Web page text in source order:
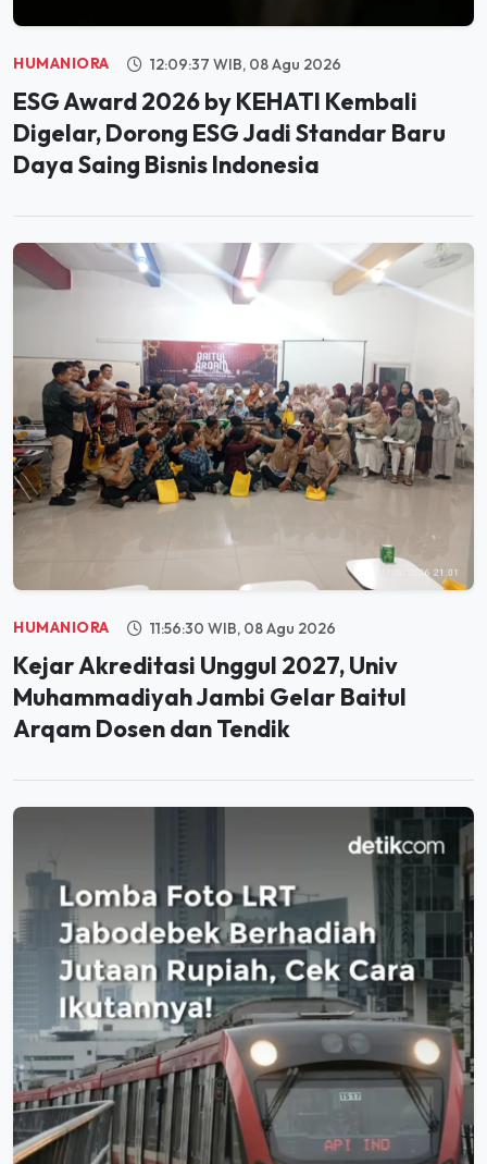
HUMANIORA 12:09:37 WIB, 08 Agu 2026
ESG Award 2026 by KEHATI Kembali
Digelar, Dorong ESG Jadi Standar Baru
Daya Saing Bisnis Indonesia
HUMANIORA 11:56:30 WIB, 08 Agu 2026
Kejar Akreditasi Unggul 2027, Univ
Muhammadiyah Jambi Gelar Baitul
Arqam Dosen dan Tendik